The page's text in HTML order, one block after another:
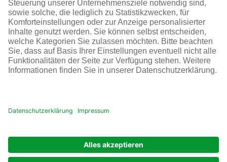
AGB Impressum Datenschutz Cookie-Einstellungen